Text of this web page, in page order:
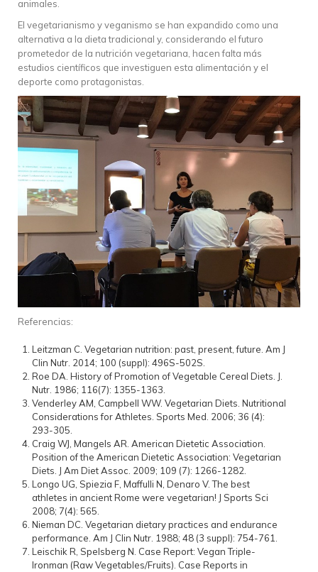
animales.
El vegetarianismo y veganismo se han expandido como una
alternativa a la dieta tradicional y, considerando el futuro
prometedor de la nutrición vegetariana, hacen falta más
estudios científicos que investiguen esta alimentación y el
deporte como protagonistas.
Referencias:
Leitzman C. Vegetarian nutrition: past, present, future. Am J
Clin Nutr. 2014; 100 (suppl): 496S-502S.
Roe DA. History of Promotion of Vegetable Cereal Diets. J.
Nutr. 1986; 116(7): 1355-1363.
Venderley AM, Campbell WW. Vegetarian Diets. Nutritional
Considerations for Athletes. Sports Med. 2006; 36 (4):
293-305.
Craig WJ, Mangels AR. American Dietetic Association.
Position of the American Dietetic Association: Vegetarian
Diets. J Am Diet Assoc. 2009; 109 (7): 1266-1282.
Longo UG, Spiezia F, Maffulli N, Denaro V. The best
athletes in ancient Rome were vegetarian! J Sports Sci
2008; 7(4): 565.
Nieman DC. Vegetarian dietary practices and endurance
performance. Am J Clin Nutr. 1988; 48 (3 suppl): 754-761.
Leischik R, Spelsberg N. Case Report: Vegan Triple-
Ironman (Raw Vegetables/Fruits). Case Reports in